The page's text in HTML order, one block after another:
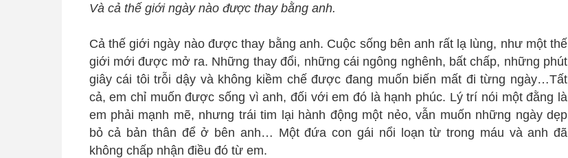
Và cả thế giới ngày nào được thay bằng anh.
Cả thế giới ngày nào được thay bằng anh. Cuộc sống bên anh rất lạ lùng, như một thế
giới mới được mở ra. Những thay đổi, những cái ngông nghênh, bất chấp, những phút
giây cái tôi trỗi dậy và không kiềm chế được đang muốn biến mất đi từng ngày…Tất
cả, em chỉ muốn được sống vì anh, đối với em đó là hạnh phúc. Lý trí nói một đằng là
em phải mạnh mẽ, nhưng trái tim lại hành động một nẻo, vẫn muốn những ngày dẹp
bỏ cả bản thân để ở bên anh… Một đứa con gái nổi loạn từ trong máu và anh đã
không chấp nhận điều đó từ em.